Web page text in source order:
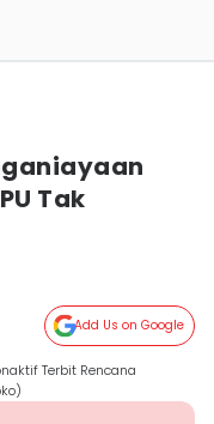
Tak
Add Us on Google
Terbit Rencana